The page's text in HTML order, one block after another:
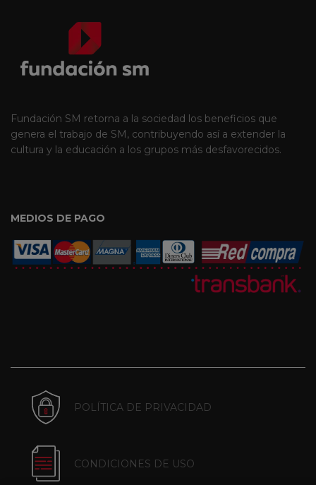
Fundación SM retorna a la sociedad los beneficios que
genera el trabajo de SM, contribuyendo así a extender la
cultura y la educación a los grupos más desfavorecidos.
MEDIOS DE PAGO
POLÍTICA DE PRIVACIDAD
CONDICIONES DE USO